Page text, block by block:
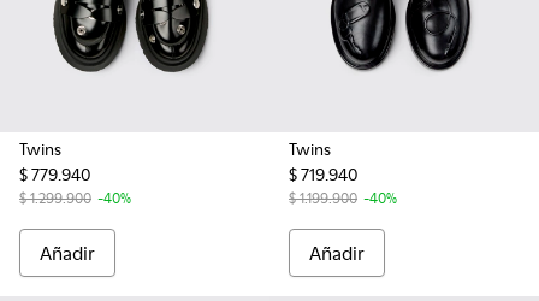
Twins
$ 779.940
$ 1.299.900 -40%
Añadir
Twins
$ 719.940
$ 1.199.900 -40%
Añadir